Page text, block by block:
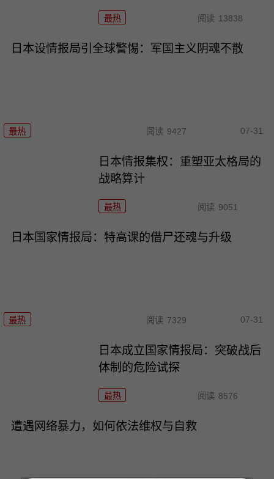
最热 阅读 13838
日本设情报局引全球警惕：军国主义阴魂不散
最热 阅读 9427 07-31
日本情报集权：重塑亚太格局的
战略算计
最热 阅读 9051
日本国家情报局：特高课的借尸还魂与升级
最热 阅读 7329 07-31
日本成立国家情报局：突破战后
体制的危险试探
最热 阅读 8576
遭遇网络暴力，如何依法维权与自救